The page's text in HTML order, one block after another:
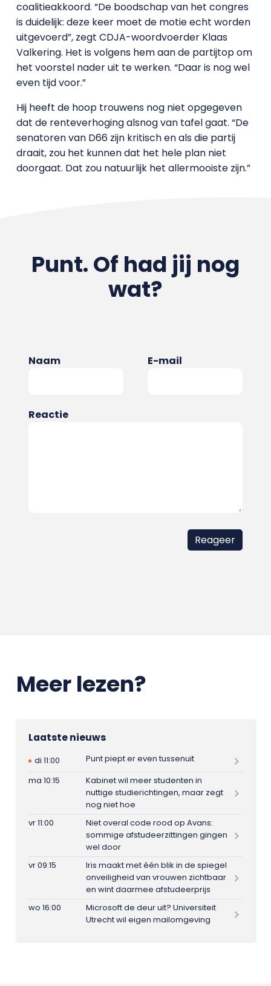
coalitieakkoord. “De boodschap van het congres
is duidelijk: deze keer moet de motie echt worden
uitgevoerd”, zegt CDJA-woordvoerder Klaas
Valkering. Het is volgens hem aan de partijtop om
het voorstel nader uit te werken. “Daar is nog wel
even tijd voor.”
Hij heeft de hoop trouwens nog niet opgegeven
dat de renteverhoging alsnog van tafel gaat. “De
senatoren van D66 zijn kritisch en als die partij
draait, zou het kunnen dat het hele plan niet
doorgaat. Dat zou natuurlijk het allermooiste zijn.”
Punt. Of had jij nog
wat?
Naam E-mail
Reactie
Meer lezen?
Laatste nieuws
di 11:00
Punt piept er even tussenuit
ma 10:15
Kabinet wil meer studenten in
nuttige studierichtingen, maar zegt
nog niet hoe
vr 11:00
Niet overal code rood op Avans:
sommige afstudeerzittingen gingen
wel door
vr 09:15
Iris maakt met één blik in de spiegel
onveiligheid van vrouwen zichtbaar
en wint daarmee afstudeerprijs
wo 16:00
Microsoft de deur uit? Universiteit
Utrecht wil eigen mailomgeving